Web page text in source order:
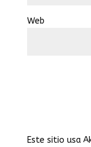
Web
Este sitio usa